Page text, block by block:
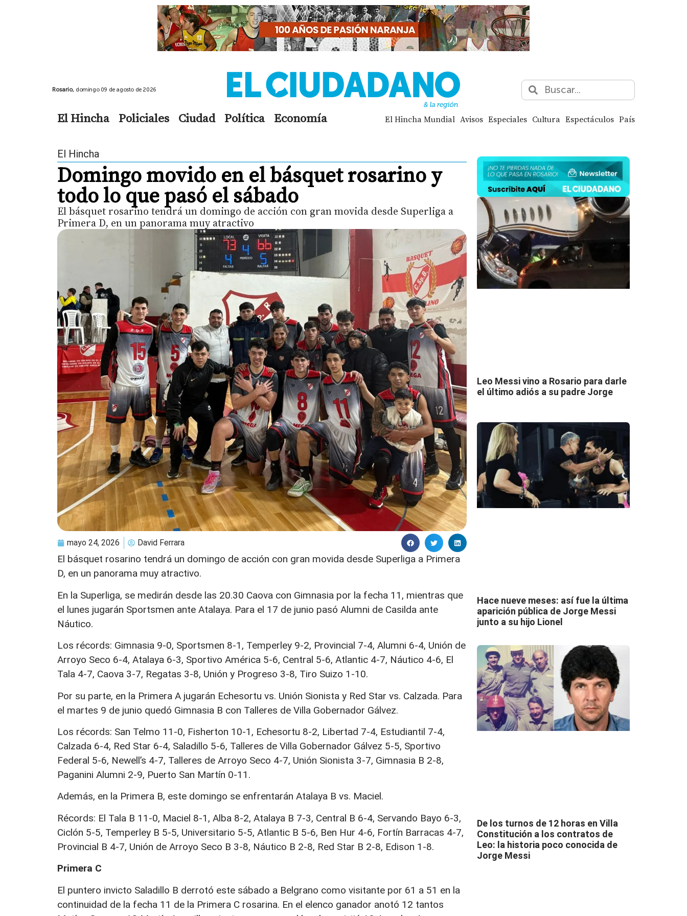
Rosario, domingo 09 de agosto de 2026
El Hincha Policiales Ciudad Política Economía El Hincha Mundial Avisos Especiales Cultura Espectáculos País
El Hincha
Domingo movido en el básquet rosarino y
todo lo que pasó el sábado
El básquet rosarino tendrá un domingo de acción con gran movida desde Superliga a
Primera D, en un panorama muy atractivo
mayo 24, 2026 David Ferrara
El básquet rosarino tendrá un domingo de acción con gran movida desde Superliga a Primera
D, en un panorama muy atractivo.
En la Superliga, se medirán desde las 20.30 Caova con Gimnasia por la fecha 11, mientras que
el lunes jugarán Sportsmen ante Atalaya. Para el 17 de junio pasó Alumni de Casilda ante
Náutico.
Los récords: Gimnasia 9-0, Sportsmen 8-1, Temperley 9-2, Provincial 7-4, Alumni 6-4, Unión de
Arroyo Seco 6-4, Atalaya 6-3, Sportivo América 5-6, Central 5-6, Atlantic 4-7, Náutico 4-6, El
Tala 4-7, Caova 3-7, Regatas 3-8, Unión y Progreso 3-8, Tiro Suizo 1-10.
Por su parte, en la Primera A jugarán Echesortu vs. Unión Sionista y Red Star vs. Calzada. Para
el martes 9 de junio quedó Gimnasia B con Talleres de Villa Gobernador Gálvez.
Los récords: San Telmo 11-0, Fisherton 10-1, Echesortu 8-2, Libertad 7-4, Estudiantil 7-4,
Calzada 6-4, Red Star 6-4, Saladillo 5-6, Talleres de Villa Gobernador Gálvez 5-5, Sportivo
Federal 5-6, Newell’s 4-7, Talleres de Arroyo Seco 4-7, Unión Sionista 3-7, Gimnasia B 2-8,
Paganini Alumni 2-9, Puerto San Martín 0-11.
Además, en la Primera B, este domingo se enfrentarán Atalaya B vs. Maciel.
Récords: El Tala B 11-0, Maciel 8-1, Alba 8-2, Atalaya B 7-3, Central B 6-4, Servando Bayo 6-3,
Ciclón 5-5, Temperley B 5-5, Universitario 5-5, Atlantic B 5-6, Ben Hur 4-6, Fortín Barracas 4-7,
Provincial B 4-7, Unión de Arroyo Seco B 3-8, Náutico B 2-8, Red Star B 2-8, Edison 1-8.
Primera C
El puntero invicto Saladillo B derrotó este sábado a Belgrano como visitante por 61 a 51 en la
continuidad de la fecha 11 de la Primera C rosarina. En el elenco ganador anotó 12 tantos
Leo Messi vino a Rosario para darle
el último adiós a su padre Jorge
Hace nueve meses: así fue la última
aparición pública de Jorge Messi
junto a su hijo Lionel
De los turnos de 12 horas en Villa
Constitución a los contratos de
Leo: la historia poco conocida de
Jorge Messi